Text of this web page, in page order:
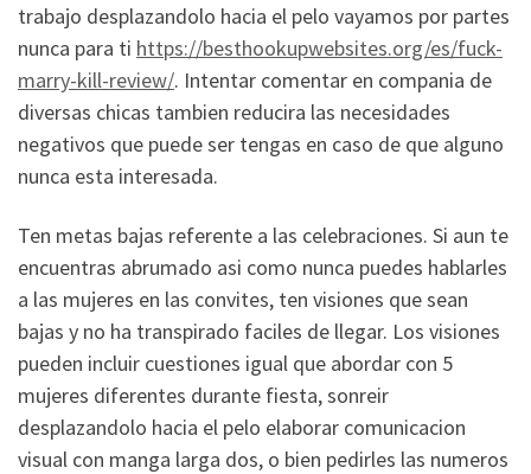
trabajo desplazandolo hacia el pelo vayamos por partes
nunca para ti https://besthookupwebsites.org/es/fuck-
marry-kill-review/. Intentar comentar en compania de
diversas chicas tambien reducira las necesidades
negativos que puede ser tengas en caso de que alguno
nunca esta interesada.
Ten metas bajas referente a las celebraciones. Si aun te
encuentras abrumado asi­ como nunca puedes hablarles
a las mujeres en las convites, ten visiones que sean
bajas y no ha transpirado faciles de llegar. Los visiones
pueden incluir cuestiones igual que abordar con 5
mujeres diferentes durante fiesta, sonreir
desplazandolo hacia el pelo elaborar comunicacion
visual con manga larga dos, o bien pedirles las numeros